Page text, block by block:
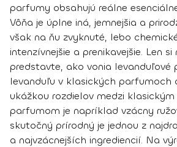
parfumy obsahujú reálne
Vôňa je úplne iná, jemnejšia a
však na ňu zvyknuté, lebo
intenzívnejšie a prenikavejšie. Len
predstavte, ako vonia
levanduľu v klasických parfumoch
ukážkou rozdielov medzi
parfumom je napríklad vzácny
skutočný prírodný je jednou z
a najvzácnejších ingrediencií. Na